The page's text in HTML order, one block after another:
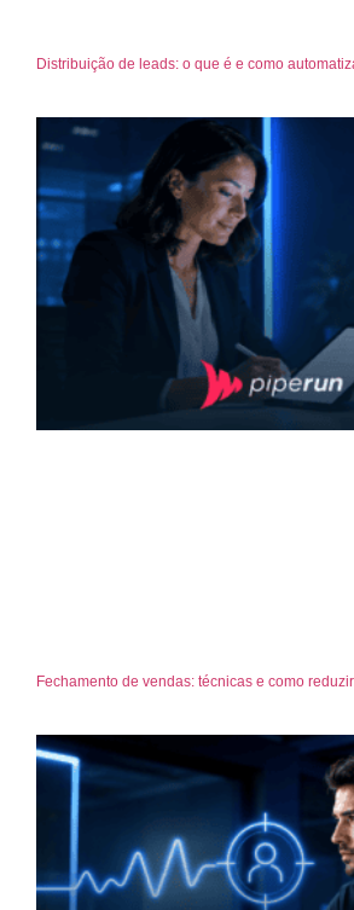
Distribuição de leads: o que é e como
Fechamento de vendas: técnicas e como